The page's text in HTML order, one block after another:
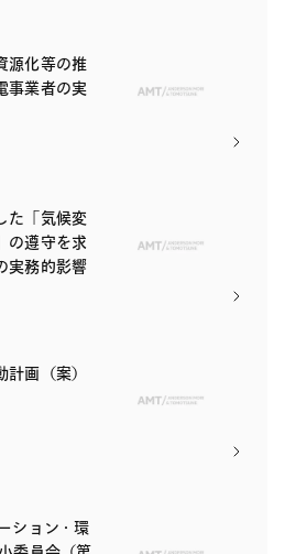
源化等の推
事業者の実
た「気候変
の遵守を求
実務的影響
画（案）
ション・環